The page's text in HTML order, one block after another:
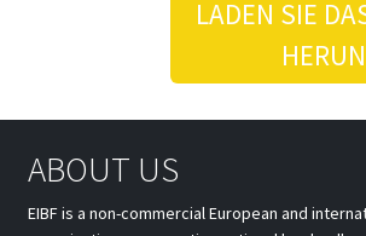
LADEN SIE
ABOUT US
EIBF is a non-commercial European and